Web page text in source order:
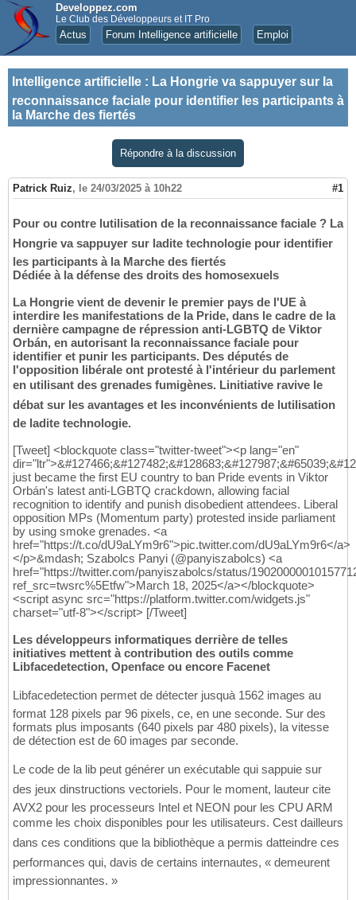
Developpez.com
Le Club des Développeurs et IT Pro
Actus Forum Intelligence artificielle Emploi
Intelligence artificielle : La Hongrie va sappuyer sur la
reconnaissance faciale pour identifier les participants à
la Marche des fiertés
Répondre à la discussion
Patrick Ruiz, le 24/03/2025 à 10h22 #1
Pour ou contre lutilisation de la reconnaissance faciale ? La
Hongrie va sappuyer sur ladite technologie pour identifier
les participants à la Marche des fiertés
Dédiée à la défense des droits des homosexuels
La Hongrie vient de devenir le premier pays de l'UE à
interdire les manifestations de la Pride, dans le cadre de la
dernière campagne de répression anti-LGBTQ de Viktor
Orbán, en autorisant la reconnaissance faciale pour
identifier et punir les participants. Des députés de
l'opposition libérale ont protesté à l'intérieur du parlement
en utilisant des grenades fumigènes. Linitiative ravive le
débat sur les avantages et les inconvénients de lutilisation
de ladite technologie.
[Tweet] <blockquote class="twitter-tweet"><p lang="en"
just became the first EU country to ban Pride events in Viktor
Orbán's latest anti-LGBTQ crackdown, allowing facial
recognition to identify and punish disobedient attendees. Liberal
opposition MPs (Momentum party) protested inside parliament
by using smoke grenades. <a
href="https://t.co/dU9aLYm9r6">pic.twitter.com/dU9aLYm9r6</a>
</p>&mdash; Szabolcs Panyi (@panyiszabolcs) <a
href="https://twitter.com/panyiszabolcs/status/
ref_src=twsrc%5Etfw">March 18, 2025</a></blockquote>
<script async src="https://platform.twitter.com/widgets.js"
charset="utf-8"></script> [/Tweet]
Les développeurs informatiques derrière de telles
initiatives mettent à contribution des outils comme
Libfacedetection, Openface ou encore Facenet
Libfacedetection permet de détecter jusquà 1562 images au
format 128 pixels par 96 pixels, ce, en une seconde. Sur des
formats plus imposants (640 pixels par 480 pixels), la vitesse
de détection est de 60 images par seconde.
Le code de la lib peut générer un exécutable qui sappuie sur
des jeux dinstructions vectoriels. Pour le moment, lauteur cite
AVX2 pour les processeurs Intel et NEON pour les CPU ARM
comme les choix disponibles pour les utilisateurs. Cest dailleurs
dans ces conditions que la bibliothèque a permis datteindre ces
performances qui, davis de certains internautes, « demeurent
impressionnantes. »